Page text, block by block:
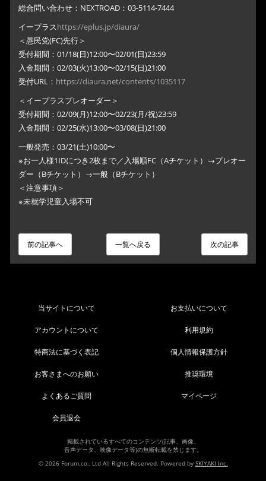
総合問い合わせ：NEXTROAD：03-5114-7444
イープラスhttps://eplus.jp/diaura/
＜愚民党(FC)先行＞
受付期間：01/18(日)12:00〜02/01(日)23:59
入金期間：02/03(火)13:00〜02/15(日)21:00
受付URL： https://diaura.net/contents/1035117
＜イープラスプレオーダー＞
受付期間：02/09(月)12:00〜02/23(月/祝)23:59
入金期間：02/25(水)13:00〜03/08(日)21:00
一般発売：03/21(土)10:00〜
※お一人様1IDにつき2枚まで／入場順FC（Aチケット）→プレオー
ダー（Bチケット）→一般（Bチケット）
＜注意事項＞
※未就学児童入場不可
次の記事
一覧へ戻る
前の記事へ
当サイトについて お支払いについて
アカウントについて 利用規約
特商法に基づく表記 個人情報保護方針
お客さまへのお願い 推奨環境
よくあるご質問 マイページ
会員退会
掲載されているすべてのコンテンツ(記事、画像、
音声データ、映像データ等)の無断転載を禁じます。
© 2026 Forum.co., Ltd All Rights Reserved. Powered by SKIYAKI Inc.